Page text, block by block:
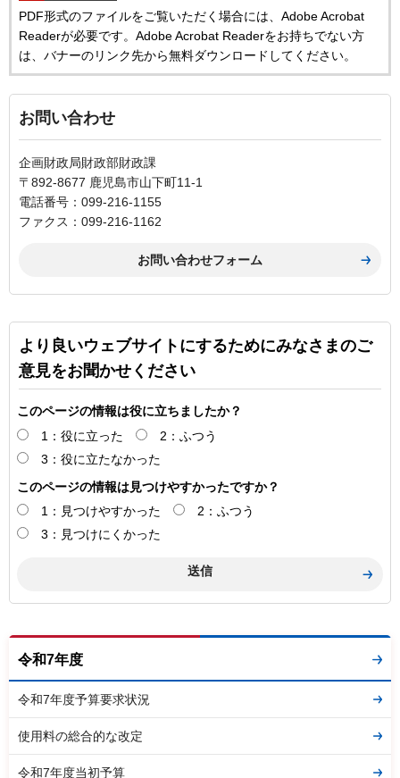
PDF形式のファイルをご覧いただく場合には、Adobe Acrobat
Readerが必要です。Adobe Acrobat Readerをお持ちでない方
は、バナーのリンク先から無料ダウンロードしてください。
お問い合わせ
企画財政局財政部財政課
〒892-8677 鹿児島市山下町11-1
電話番号：099-216-1155
ファクス：099-216-1162
より良いウェブサイトにするためにみなさまのご
意見をお聞かせください
このページの情報は役に立ちましたか？
1：役に立った
2：ふつう
3：役に立たなかった
このページの情報は見つけやすかったですか？
1：見つけやすかった
2：ふつう
3：見つけにくかった
令和7年度
令和7年度予算要求状況
使用料の総合的な改定
令和7年度当初予算